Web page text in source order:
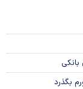
بگذرد